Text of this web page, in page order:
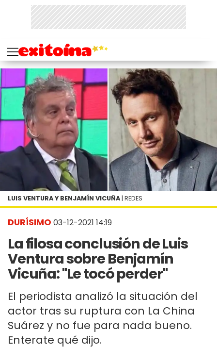
DURÍSIMO 03-12-2021 14:19
La filosa conclusión de Luis
Ventura sobre Benjamín
Vicuña: "Le tocó perder"
El periodista analizó la situación del
actor tras su ruptura con La China
Suárez y no fue para nada bueno.
Enterate qué dijo.
LUIS VENTURA Y BENJAMÍN VICUÑA | REDES